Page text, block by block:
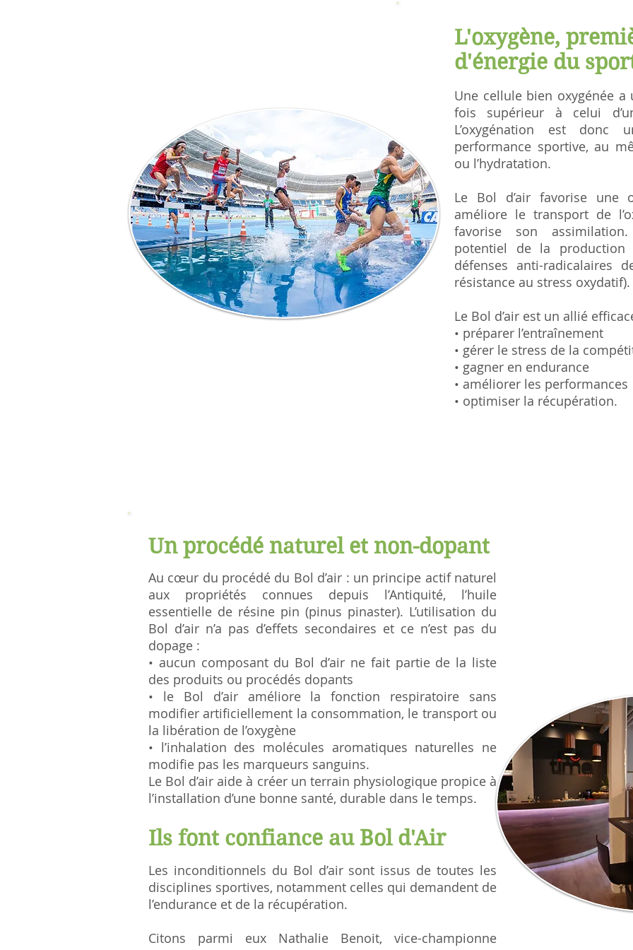
L'oxygène,
d'énergie du
Une cellule bien oxygénée
fois supérieur à celui
L’oxygénation est
performance sportive, au
ou l’hydratation.
Le Bol d’air favorise une
améliore le transport de
favorise son
potentiel de la production
défenses anti-radicalaires
résistance au stress oxydatif).
Le Bol d’air est un allié
• préparer l’entraînement
• gérer le stress de la
• gagner en endurance
• améliorer les performances
• optimiser la récupération.
Un procédé naturel et non-dopant
Au cœur du procédé du Bol d’air : un principe actif naturel
aux propriétés connues depuis l’Antiquité, l’huile
essentielle de résine pin (pinus pinaster). L’utilisation du
Bol d’air n’a pas d’effets secondaires et ce n’est pas du
dopage :
• aucun composant du Bol d’air ne fait partie de la liste
des produits ou procédés dopants
• le Bol d’air améliore la fonction respiratoire sans
modifier artificiellement la consommation, le transport ou
la libération de l’oxygène
• l’inhalation des molécules aromatiques naturelles ne
modifie pas les marqueurs sanguins.
Le Bol d’air aide à créer un terrain physiologique propice à
l’installation d’une bonne santé, durable dans le temps.
Ils font confiance au Bol d'Air
Les inconditionnels du Bol d’air sont issus de toutes les
disciplines sportives, notamment celles qui demandent de
l’endurance et de la récupération.
Citons parmi eux Nathalie Benoit, vice-championne